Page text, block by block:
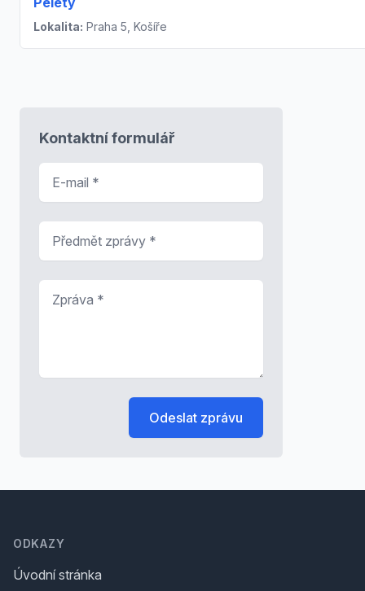
Lokalita: Praha 5, Košíře
Kontaktní formulář
Odeslat zprávu
ODKAZY
Úvodní stránka